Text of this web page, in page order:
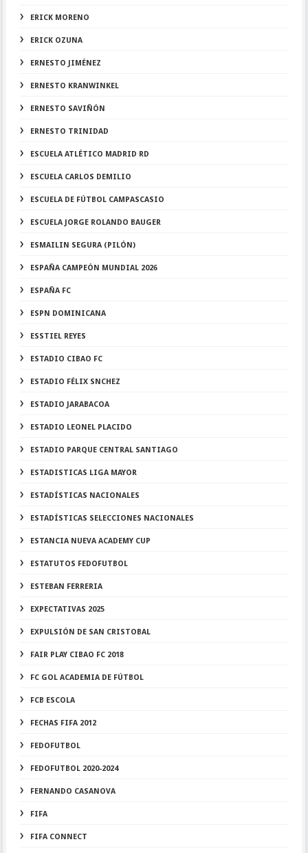
ERICK MORENO
ERICK OZUNA
ERNESTO JIMÉNEZ
ERNESTO KRANWINKEL
ERNESTO SAVIÑÓN
ERNESTO TRINIDAD
ESCUELA ATLÉTICO MADRID RD
ESCUELA CARLOS DEMILIO
ESCUELA DE FÚTBOL CAMPASCASIO
ESCUELA JORGE ROLANDO BAUGER
ESMAILIN SEGURA (PILÓN)
ESPAÑA CAMPEÓN MUNDIAL 2026
ESPAÑA FC
ESPN DOMINICANA
ESSTIEL REYES
ESTADIO CIBAO FC
ESTADIO FÉLIX SNCHEZ
ESTADIO JARABACOA
ESTADIO LEONEL PLACIDO
ESTADIO PARQUE CENTRAL SANTIAGO
ESTADISTICAS LIGA MAYOR
ESTADÍSTICAS NACIONALES
ESTADÍSTICAS SELECCIONES NACIONALES
ESTANCIA NUEVA ACADEMY CUP
ESTATUTOS FEDOFUTBOL
ESTEBAN FERRERIA
EXPECTATIVAS 2025
EXPULSIÓN DE SAN CRISTOBAL
FAIR PLAY CIBAO FC 2018
FC GOL ACADEMIA DE FÚTBOL
FCB ESCOLA
FECHAS FIFA 2012
FEDOFUTBOL
FEDOFUTBOL 2020-2024
FERNANDO CASANOVA
FIFA
FIFA CONNECT